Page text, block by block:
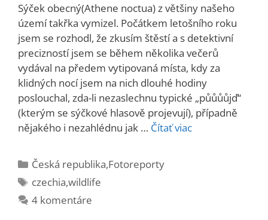
Sýček obecný(Athene noctua) z většiny našeho
území takřka vymizel. Počátkem letošního roku
jsem se rozhodl, že zkusím štěstí a s detektivní
precizností jsem se během několika večerů
vydával na předem vytipovaná místa, kdy za
klidných nocí jsem na nich dlouhé hodiny
poslouchal, zda-li nezaslechnu typické „půůůůjď“
(kterým se sýčkové hlasově projevují), případně
nějakého i nezahlédnu jak … Čítať viac
Kategórie
Česká republika,Fotoreporty
Značky
czechia,wildlife
4 komentáre